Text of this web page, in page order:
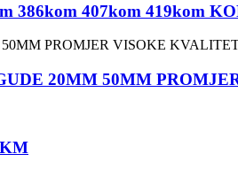
386kom 407kom 419kom
20MM 50MM